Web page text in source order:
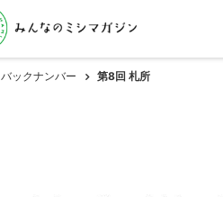
バックナンバー 第8回 札所